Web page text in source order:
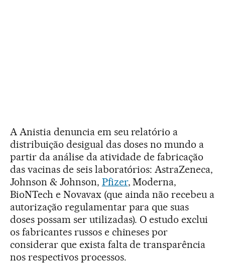
A Anistia denuncia em seu relatório a
distribuição desigual das doses no mundo a
partir da análise da atividade de fabricação
das vacinas de seis laboratórios: AstraZeneca,
Johnson & Johnson, Pfizer, Moderna,
BioNTech e Novavax (que ainda não recebeu a
autorização regulamentar para que suas
doses possam ser utilizadas). O estudo exclui
os fabricantes russos e chineses por
considerar que exista falta de transparência
nos respectivos processos.